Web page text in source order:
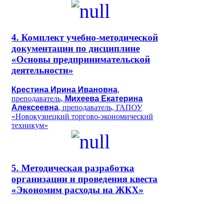
4. Комплект учебно-методической
документации по дисциплине
«Основы предпринимательской
деятельности»
Крестина Ирина Ивановна,
преподаватель, Михеева Екатерина
Алексеевна, преподаватель, ГАПОУ
«Новокузнецкий торгово-экономический
техникум»
5. Методическая разработка
организации и проведения квеста
«Экономим расходы на ЖКХ»